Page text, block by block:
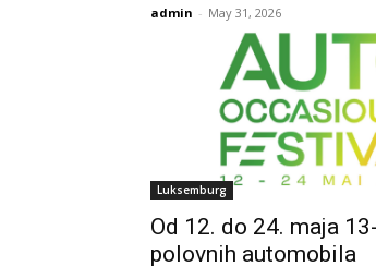
admin - May 31, 2026
Luksemburg
Od 12. do 24. maja
polovnih automobila